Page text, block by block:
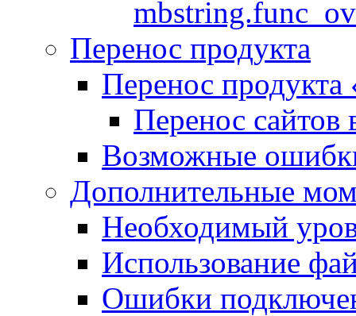
Перенос продукта
Перенос продукта
Перенос сайтов
Возможные
Дополнительные
Необходимый
Использование
Ошибки